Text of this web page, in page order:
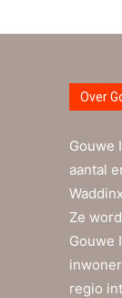
Over
Gouwe
aantal
Ze
Gouwe
regio